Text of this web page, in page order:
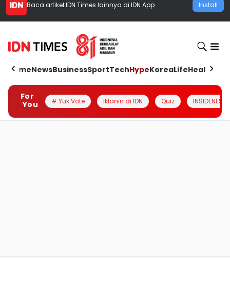
Baca artikel IDN Times lainnya di IDN App Install
HomeNewsBusinessSportTechHypeKoreaLifeHealth
For
You
# Yuk Vote Iklanin di IDN Quiz INSIDENESIA